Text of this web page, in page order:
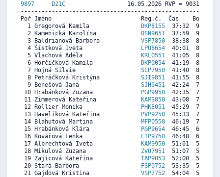
9897 D21C
16.05.2026 RVP = 9031/
Poř Jméno                          Reg.č.  Čas    Body
  1 Gregorová Kamila
DKP8155
37:32  9153
  2 Kamenická Karolína
OSN9651
37:59  9046
  3 Baldrianová Barbora
VSP7850
38:38  8892
  4 Šístková Iveta
LPU8654
40:01  8564
  5 Vlachová Adéla
KRL0551
41:05  8311
  6 Horčičková Kamila
DKP0054
41:19  8255
  7 Hojná Silvie
SCP7950
41:40  8172
  8 Petráčková Kristýna
SJI9851
41:55  8113
  9 Benešová Jana
SJH9451
42:24  7998
10 Hrabánková Zuzana
PGP9950
42:35  7955
11 Zimmerová Kateřina
KAM9850
43:08  7824
12 Rollier Monika
PHK8051
45:29  7266
13 Havelíková Kateřina
PVP9250
45:33  7251
14 Blahutová Martina MFP0550
46:19  7069
15 Hrabánková Klára
PGP9654
46:45  6966
16 Kovářová Lenka
LTP9750
46:48  6954
17 Albrechtová Iveta
KAM9950
51:01  5953
18 Mikulová Zuzana ZVO7951
51:07  5929
19 Zajícová Kateřina TAP9053
52:00  5720
20 Stará Barbora
FSP0752
53:35  5344
21 Gajdová Kristina VSP7752
54:04  5229